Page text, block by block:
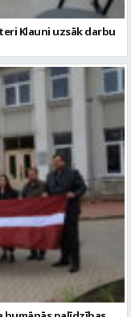
Klauni uzsāk darbu